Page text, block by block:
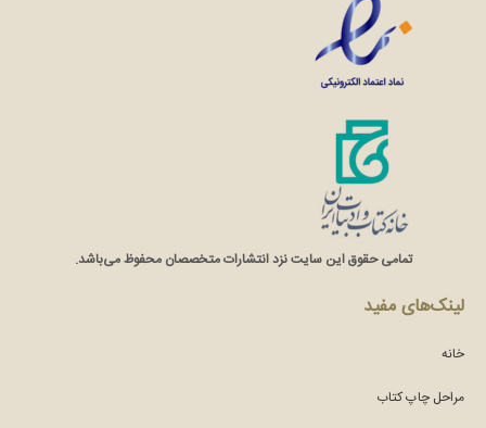
تمامی حقوق این سایت نزد انتشارات متخصصان محفوظ می‌باشد.
لینک‌های مفید
خانه
مراحل چاپ کتاب